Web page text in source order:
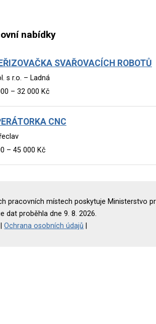
nabídky
SVAŘOVACÍCH ROBOTŮ
s r.o. – Ladná
– 32 000 Kč
CNC
– 45 000 Kč
pracovních místech poskytuje Ministerstvo
dat proběhla dne 9. 8. 2026.
|Ochrana osobních údajů